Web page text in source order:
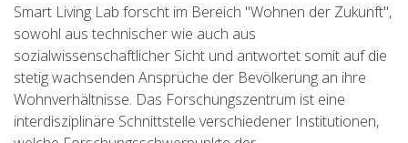
Smart Living Lab forscht im Bereich "Wohnen der Zukunft",
sowohl aus technischer wie auch aus
sozialwissenschaftlicher Sicht und antwortet somit auf die
stetig wachsenden Ansprüche der Bevölkerung an ihre
Wohnverhältnisse. Das Forschungszentrum ist eine
interdisziplinäre Schnittstelle verschiedener Institutionen,